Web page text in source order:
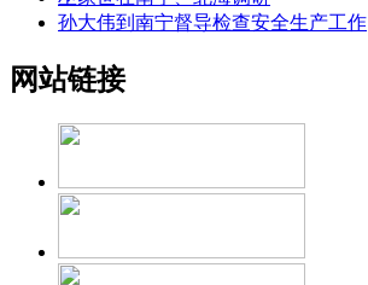
孙大伟到南宁督导检查安全生产工作
网站链接